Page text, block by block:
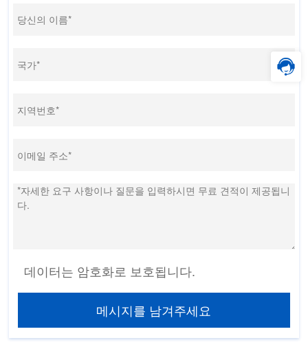
데이터는 암호화로 보호됩니다.
메시지를 남겨주세요